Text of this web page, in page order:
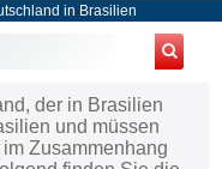
in Brasilien
der in Brasilien
und müssen
Zusammenhang